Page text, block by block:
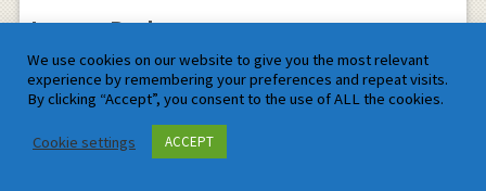
Leave a Reply
Your email address will not be published. Required fields are
marked*
We use cookies on our website to give you the most relevant
experience by remembering your preferences and repeat visits.
By clicking “Accept”, you consent to the use of ALL the cookies.
Cookie settings ACCEPT